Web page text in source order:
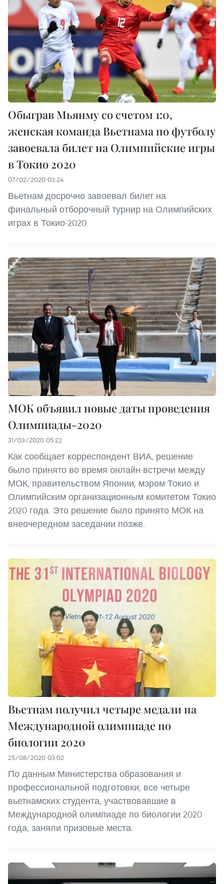
Обыграв Мьянму со счетом 1:0,
женская команда Вьетнама по футболу
завоевала билет на Олимпийские игры
в Токио 2020
07/02/2020 03:24
Вьетнам досрочно завоевал билет на
финальный отборочный турнир на Олимпийских
играх в Токио-2020
МОК объявил новые даты проведения
Олимпиады-2020
31/03/2020 05:22
Как сообщает корреспондент ВИА, решение
было принято во время онлайн-встречи между
МОК, правительством Японии, мэром Токио и
Олимпийским организационным комитетом Токио
2020 года. Это решение было принято МОК на
внеочередном заседании позже.
Вьетнам получил четыре медали на
Международной олимпиаде по
биологии 2020
25/08/2020 03:02
По данным Министерства образования и
профессиональной подготовки, все четыре
вьетнамских студента, участвовавшие в
Международной олимпиаде по биологии 2020
года, заняли призовые места.